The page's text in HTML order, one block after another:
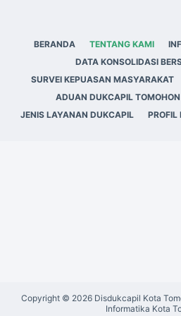
BERANDA TENTANG KAMI
DATA KONSOLIDASI
SURVEI KEPUASAN MASYARAKAT
ADUAN DUKCAPIL TOMOHON
JENIS LAYANAN DUKCAPIL
Copyright © 2026 Disdukcapil Kota
Informatika Kota